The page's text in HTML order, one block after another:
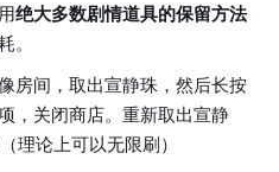
绝大多数剧情道具的保留方法
。
房间，取出宣静珠，然后长按
，关闭商店。重新取出宣静
理论上可以无限刷）